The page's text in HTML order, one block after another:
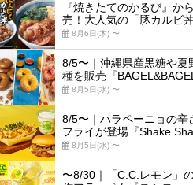
『焼きたてのかるび』か
売！大人気の「豚カルビ
8月6日(木) 〜
8/5〜｜沖縄県産黒糖や夏
種を販売『
8月5日(水) 〜
8/5〜｜ハラペーニョの辛
フライが登場『Shake
8月5日(水) 〜
〜8/30｜「C.C.レモン」